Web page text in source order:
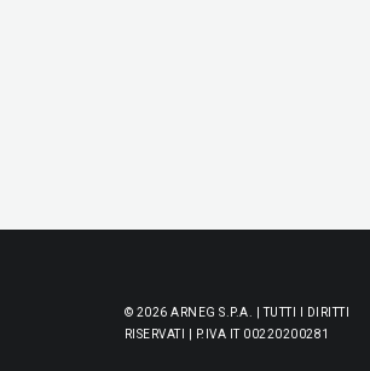
© 2026 ARNEG S.P.A. | TUTTI I DIRITTI
RISERVATI | P.IVA IT 00220200281